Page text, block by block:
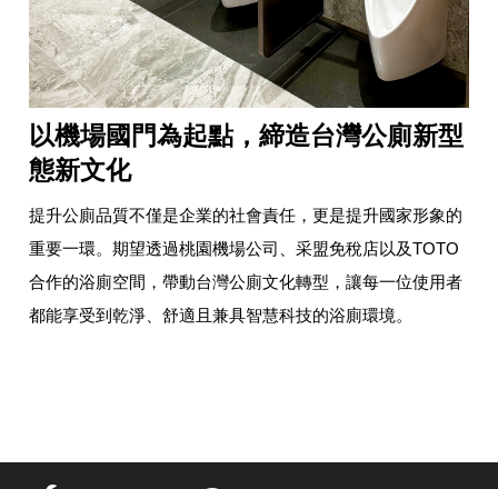
以機場國門為起點，締造台灣公廁新型
態新文化
提升公廁品質不僅是企業的社會責任，更是提升國家形象的
重要一環。期望透過桃園機場公司、采盟免稅店以及TOTO
合作的浴廁空間，帶動台灣公廁文化轉型，讓每一位使用者
都能享受到乾淨、舒適且兼具智慧科技的浴廁環境。